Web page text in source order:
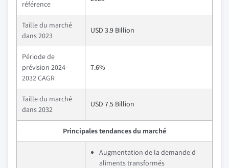
référence
Taille du marché
dans 2023
USD 3.9 Billion
Période de
prévision 2024–
2032 CAGR
7.6%
Taille du marché
dans 2032
USD 7.5 Billion
Principales tendances du marché
Augmentation de la demande d
aliments transformés